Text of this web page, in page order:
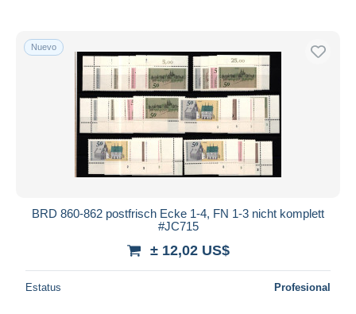
Nuevo
BRD 860-862 postfrisch Ecke 1-4, FN 1-3 nicht komplett
#JC715
± 12,02 US$
Estatus Profesional